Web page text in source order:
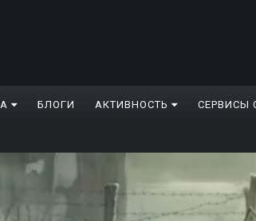
БЛОГИ АКТИВНОСТЬ СЕРВИСЫ